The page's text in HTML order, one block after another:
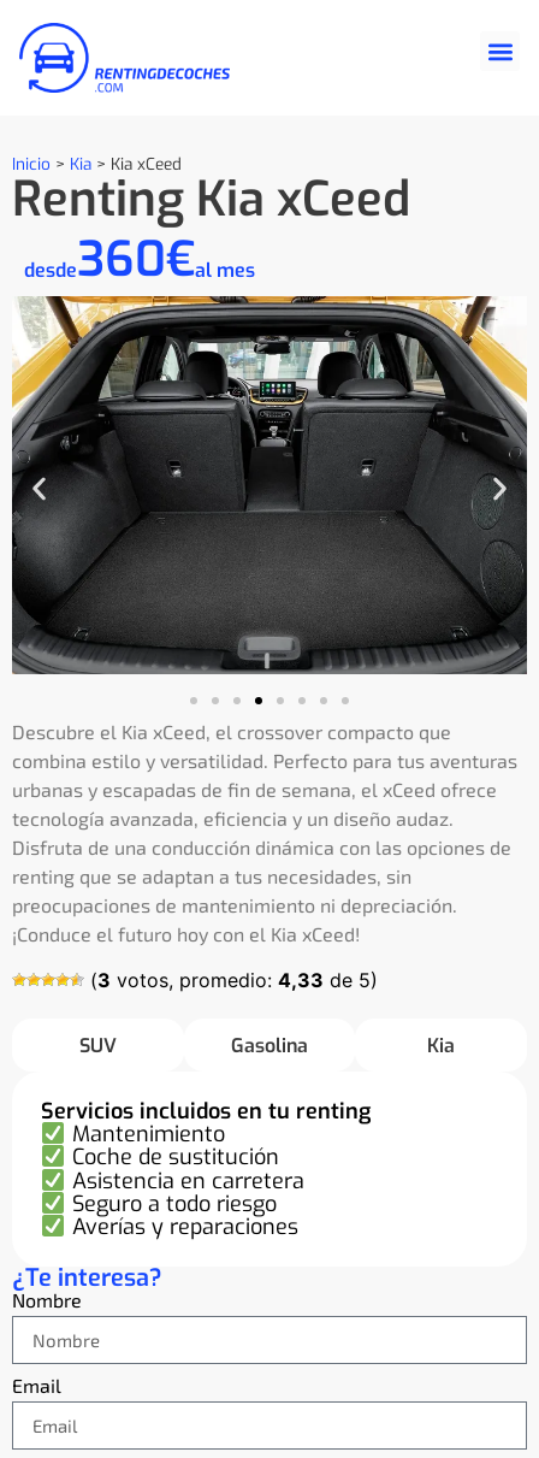
Inicio > Kia > Kia xCeed
Renting Kia xCeed
desde360€al mes
Descubre el Kia xCeed, el crossover compacto que
combina estilo y versatilidad. Perfecto para tus aventuras
urbanas y escapadas de fin de semana, el xCeed ofrece
tecnología avanzada, eficiencia y un diseño audaz.
Disfruta de una conducción dinámica con las opciones de
renting que se adaptan a tus necesidades, sin
preocupaciones de mantenimiento ni depreciación.
¡Conduce el futuro hoy con el Kia xCeed!
(3 votos, promedio: 4,33 de 5)
SUV Gasolina Kia
Servicios incluidos en tu renting
Mantenimiento
Coche de sustitución
Asistencia en carretera
Seguro a todo riesgo
Averías y reparaciones
¿Te interesa?
Nombre
Email